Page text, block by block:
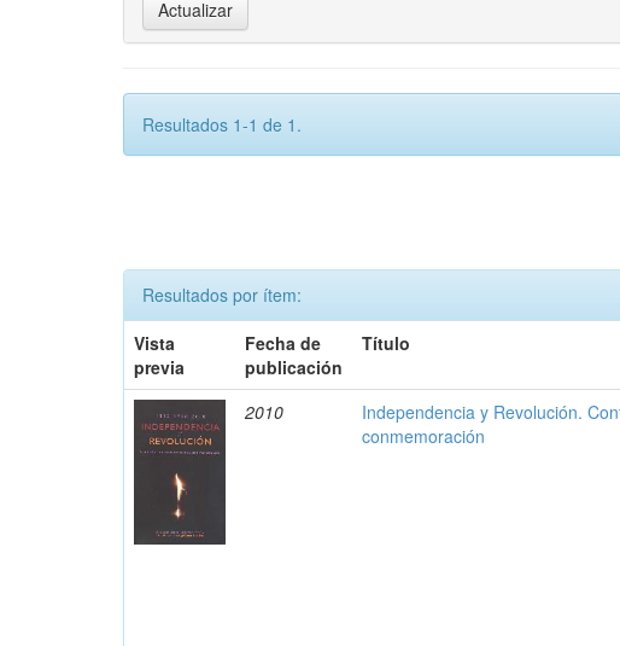
Resultados 1-1 de 1.
Resultados por ítem:
Vista
previa
Fecha de
publicación
Título
2010
Independencia y Revolución.
conmemoración